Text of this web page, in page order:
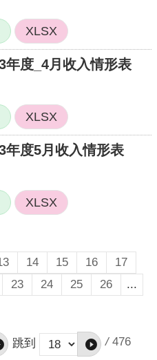
XLSX
年度_4月收入情形表
XLSX
年度5月收入情形表
XLSX
14 15 16
17
23 24 25 26
...
跳到 / 476